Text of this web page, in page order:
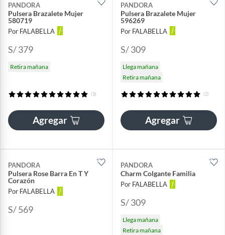
PANDORA
Pulsera Brazalete Mujer
580719
Por FALABELLA
S/ 379
Retira mañana
(3)
Agregar
PANDORA
Pulsera Brazalete Mujer
596269
Por FALABELLA
S/ 309
Llega mañana
Retira mañana
(2)
Agregar
PANDORA
Pulsera Rose Barra En T Y
Corazón
Por FALABELLA
S/ 569
PANDORA
Charm Colgante Familia
Por FALABELLA
S/ 309
Llega mañana
Retira mañana